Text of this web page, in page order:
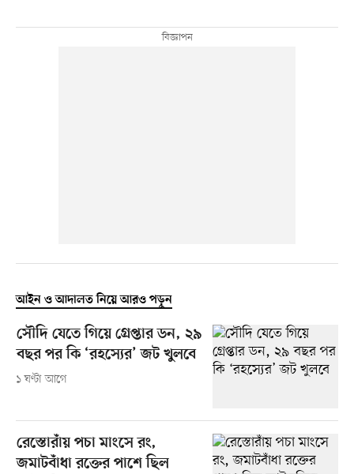
আইন ও আদালত নিয়ে আরও পড়ুন
সৌদি যেতে গিয়ে গ্রেপ্তার ডন, ২৯
বছর পর কি ‘রহস্যের’ জট খুলবে
১ ঘণ্টা আগে
রেস্তোরাঁয় পচা মাংসে রং,
জমাটবাঁধা রক্তের পাশে ছিল